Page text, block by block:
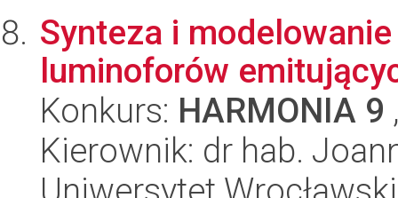
Synteza i
luminoforów
Konkurs: HARMONIA 9
Kierownik: dr hab.